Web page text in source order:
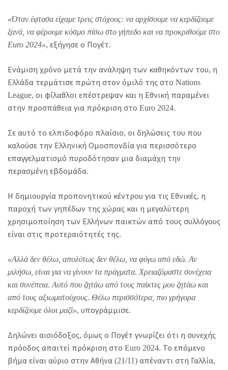
«Όταν έφτασα είχαμε τρεις στόχους: να αρχίσουμε να κερδίζουμε
ξανά, να φέρουμε κόσμο πίσω στο γήπεδο και να προκριθούμε στο
Euro 2024», εξήγησε ο Πογέτ.
Ενάμιση χρόνο μετά την ανάληψη των καθηκόντων του, η
Ελλάδα τερμάτισε πρώτη στον όμιλό της στο Nations
League, οι φίλαθλοι επέστρεψαν και η Εθνική παραμένει
στην προσπάθεια για πρόκριση στο Euro 2024.
Σε αυτό το ελπιδοφόρο πλαίσιο, οι δηλώσεις του που
καλούσε την Ελληνική Ομοσπονδία για περισσότερο
επαγγελματισμό πυροδότησαν μια διαμάχη την
περασμένη εβδομάδα.
Η δημιουργία προπονητικού κέντρου για τις Εθνικές, η
παροχή των γηπέδων της χώρας και η μεγαλύτερη
χρησιμοποίηση των Ελλήνων παικτών από τους συλλόγους
είναι στις προτεραιότητές της.
«Αλλά δεν θέλω, απολύτως δεν θέλω, να φύγω από εδώ. Αν
μιλήσω, είναι για να γίνουν τα πράγματα. Χρειαζόμαστε συνέχεια
και συνέπεια. Αυτό που ζητάω από τους παίκτες μου ζητάω και
από τους αξιωματούχους. Θέλω περισσότερα, πιο γρήγορα
κερδίζουμε όλοι μαζί», υπογράμμισε.
Δηλώνει αισιόδοξος, όμως ο Πογέτ γνωρίζει ότι η συνεχής
πρόοδος απαιτεί πρόκριση στο Euro 2024. Το επόμενο
βήμα είναι αύριο στην Αθήνα (21/11) απέναντι στη Γαλλία,